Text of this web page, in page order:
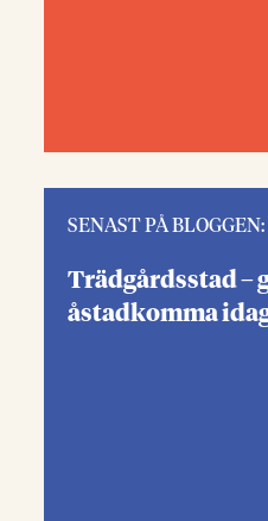
SENAST PÅ BLOGGEN:
Trädgårdsstad –
åstadkomma